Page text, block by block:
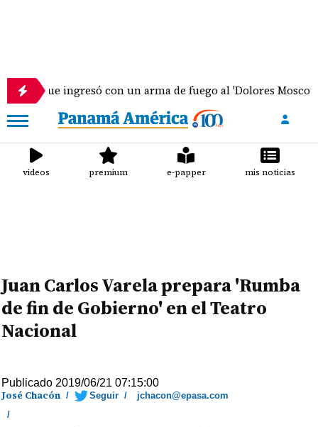
que ingresó con un arma de fuego al 'Dolores Moscote'
videos premium e-papper mis noticias
Juan Carlos Varela prepara 'Rumba
de fin de Gobierno' en el Teatro
Nacional
Publicado 2019/06/21 07:15:00
José Chacón / Seguir /
jchacon@epasa.com
/